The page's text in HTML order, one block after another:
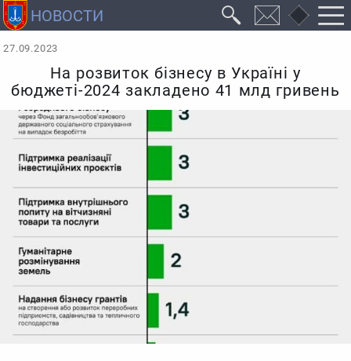
27.09.2023
На розвиток бізнесу в Україні у
бюджеті-2024 закладено 41 млд гривень